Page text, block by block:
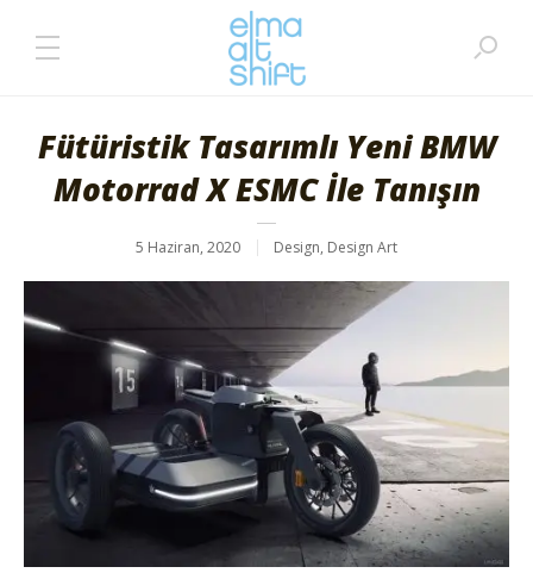
Fütüristik Tasarımlı Yeni BMW
Motorrad X ESMC İle Tanışın
5 Haziran, 2020 Design, Design Art